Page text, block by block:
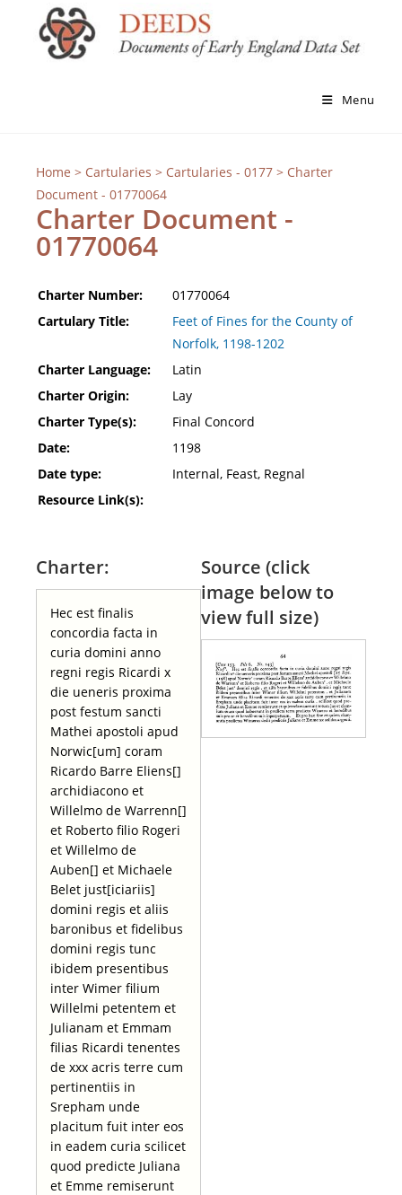
Menu
Home > Cartularies > Cartularies - 0177> Charter
Document - 01770064
Charter Document -
01770064
Charter Number:
01770064
Cartulary Title:
Feet of Fines for the County of
Norfolk, 1198-1202
Charter Language:
Latin
Charter Origin:
Lay
Charter Type(s):
Final Concord
Date:
1198
Date type:
Internal, Feast, Regnal
Resource Link(s):
Charter:
Hec est finalis
concordia facta in
curia domini anno
regni regis Ricardi x
die ueneris proxima
post festum sancti
Mathei apostoli apud
Norwic[um] coram
Ricardo Barre Eliens[]
archidiacono et
Willelmo de Warrenn[]
et Roberto filio Rogeri
et Willelmo de
Auben[] et Michaele
Belet just[iciariis]
domini regis et aliis
baronibus et fidelibus
domini regis tunc
ibidem presentibus
inter Wimer filium
Willelmi petentem et
Julianam et Emmam
filias Ricardi tenentes
de xxx acris terre cum
pertinentiis in
Srepham unde
placitum fuit inter eos
in eadem curia scilicet
quod predicte Juliana
et Emme remiserunt
Source (click
image below to
view full size)